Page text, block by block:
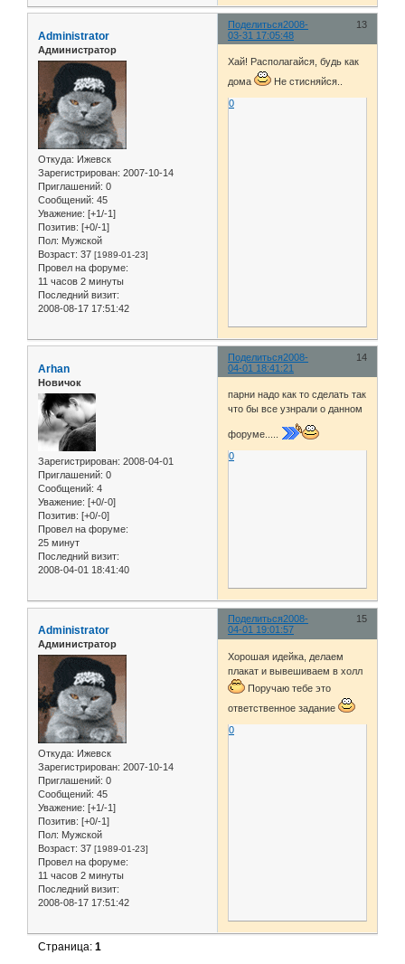
Поделиться 13
2008-
03-31 17:05:48
Administrator
Администратор
Откуда: Ижевск
Зарегистрирован: 2007-10-14
Приглашений: 0
Сообщений: 45
Уважение: [+1/-1]
Позитив: [+0/-1]
Пол: Мужской
Возраст: 37 [1989-01-23]
Провел на форуме:
11 часов 2 минуты
Последний визит:
2008-08-17 17:51:42
Хай! Располагайся, будь как
дома
Не стисняйся..
0
Поделиться 14
2008-
04-01 18:41:21
Arhan
Новичок
Зарегистрирован: 2008-04-01
Приглашений: 0
Сообщений: 4
Уважение: [+0/-0]
Позитив: [+0/-0]
Провел на форуме:
25 минут
Последний визит:
2008-04-01 18:41:40
парни надо как то сделать так
что бы все узнрали о данном
форуме.....
0
Поделиться 15
2008-
04-01 19:01:57
Administrator
Администратор
Откуда: Ижевск
Зарегистрирован: 2007-10-14
Приглашений: 0
Сообщений: 45
Уважение: [+1/-1]
Позитив: [+0/-1]
Пол: Мужской
Возраст: 37 [1989-01-23]
Провел на форуме:
11 часов 2 минуты
Последний визит:
2008-08-17 17:51:42
Хорошая идейка, делаем
плакат и вывешиваем в холл
Поручаю тебе это
ответственное задание
0
Страница:1